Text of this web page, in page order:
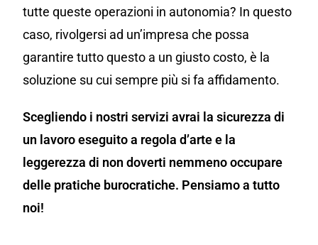
tutte queste operazioni in autonomia? In questo
caso, rivolgersi ad un’impresa che possa
garantire tutto questo a un giusto costo, è la
soluzione su cui sempre più si fa affidamento.
Scegliendo i nostri servizi avrai la sicurezza di
un lavoro eseguito a regola d’arte e la
leggerezza di non doverti nemmeno occupare
delle pratiche burocratiche. Pensiamo a tutto
noi!